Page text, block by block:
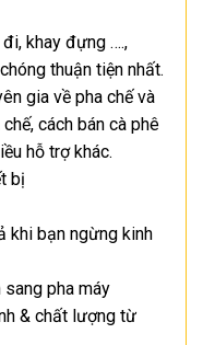
khay đựng ….,
thuận tiện nhất.
gia về pha chế và
cách bán cà phê
hỗ trợ khác.
bị
khi bạn ngừng kinh
pha máy
& chất lượng từ